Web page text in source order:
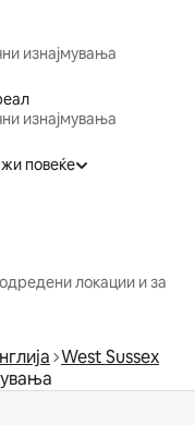
изнајмувања
изнајмувања
повеќе
локации и за
West Sussex